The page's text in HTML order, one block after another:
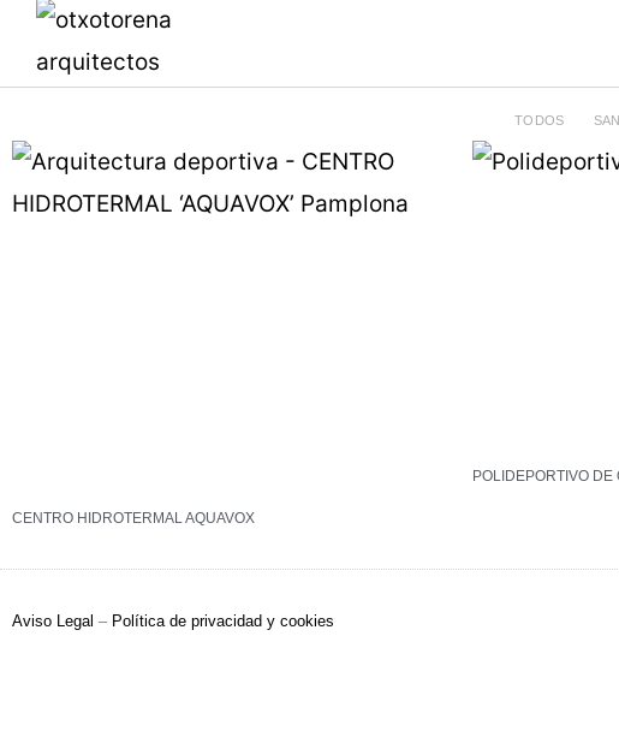
TODOS
CENTRO HIDROTERMAL AQUAVOX
POLIDEPORTIVO DE
Aviso Legal – Política de privacidad y cookies